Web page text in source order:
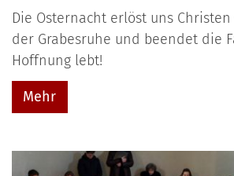
Die Osternacht erlöst uns
der Grabesruhe und beendet die
Hoffnung lebt!
Mehr